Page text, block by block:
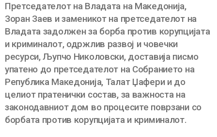
Претседателот на Владата на Македонија,
Зоран Заев и заменикот на претседателот на
Владата задолжен за борба против корупцијата
и криминалот, одржлив развој и човечки
ресурси, Љупчо Николовски, доставија писмо
упатено до претседателот на Собранието на
Република Македонија, Талат Џафери и до
целиот пратенички состав, за важноста на
законодавниот дом во процесите поврзани со
борбата против корупцијата и криминалот.